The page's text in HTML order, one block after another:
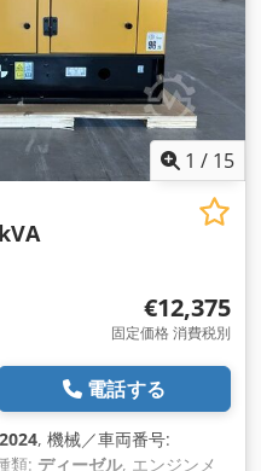
1 / 15
€12,375
固定価格 消費税別
電話する
2024, 機械／車両番号:
類: ディーゼル, エンジンメ